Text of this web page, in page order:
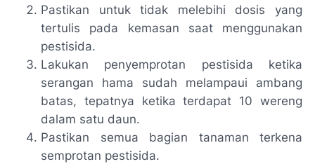
Pastikan untuk tidak melebihi dosis yang
tertulis pada kemasan saat menggunakan
pestisida.
Lakukan penyemprotan pestisida ketika
serangan hama sudah melampaui ambang
batas, tepatnya ketika terdapat 10 wereng
dalam satu daun.
Pastikan semua bagian tanaman terkena
semprotan pestisida.